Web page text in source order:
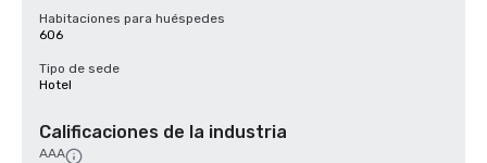
Habitaciones para huéspedes
606
Tipo de sede
Hotel
Calificaciones de la industria
AAA